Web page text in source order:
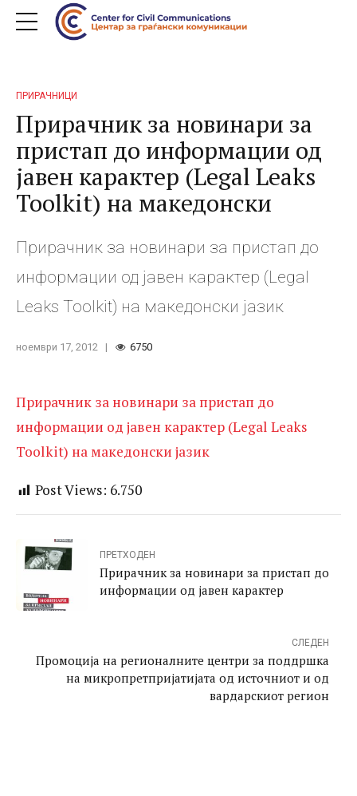
ПРИРАЧНИЦИ
Прирачник за новинари за
пристап до информации од
јавен карактер (Legal Leaks
Toolkit) на македонски
Прирачник за новинари за пристап до
информации од јавен карактер (Legal
Leaks Toolkit) на македонски јазик
ноември 17, 2012 6750
Прирачник за новинари за пристап до
информации од јавен карактер (Legal Leaks
Toolkit) на македонски јазик
Post Views: 6.750
ПРЕТХОДЕН
Прирачник за новинари за пристап до
информации од јавен карактер
СЛЕДЕН
Промоција на регионалните центри за поддршка
на микропретпријатијата од источниот и од
вардарскиот регион